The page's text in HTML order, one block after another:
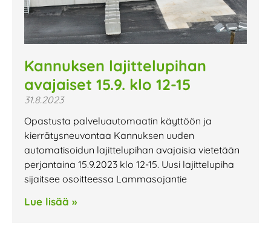
Kannuksen lajittelupihan
avajaiset 15.9. klo 12-15
31.8.2023
Opastusta palveluautomaatin käyttöön ja
kierrätysneuvontaa Kannuksen uuden
automatisoidun lajittelupihan avajaisia vietetään
perjantaina 15.9.2023 klo 12-15. Uusi lajittelupiha
sijaitsee osoitteessa Lammasojantie
Lue lisää »